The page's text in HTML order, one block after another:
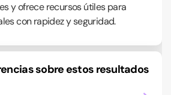
y ofrece recursos útiles para
con rapidez y seguridad.
sobre estos resultados